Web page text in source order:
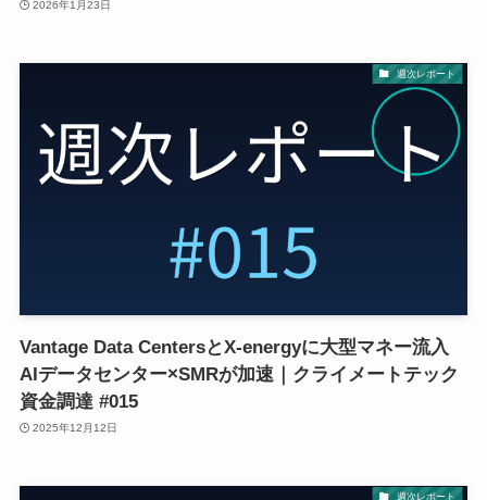
2026年1月23日
週次レポート
Vantage Data CentersとX-energyに大型マネー流入
AIデータセンター×SMRが加速｜クライメートテック
資金調達 #015
2025年12月12日
週次レポート